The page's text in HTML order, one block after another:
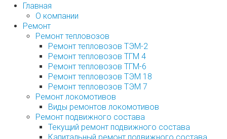
Главная
О компании
Ремонт
Ремонт тепловозов
Ремонт тепловозов ТЭМ-2
Ремонт тепловозов ТГМ 4
Ремонт тепловозов ТГМ-6
Ремонт тепловозов ТЭМ 18
Ремонт тепловозов ТЭМ 7
Ремонт локомотивов
Виды ремонтов локомотивов
Ремонт подвижного состава
Текущий ремонт подвижного состава